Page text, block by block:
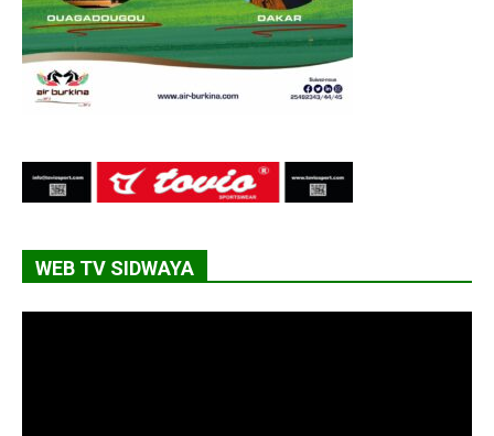
WEB TV SIDWAYA